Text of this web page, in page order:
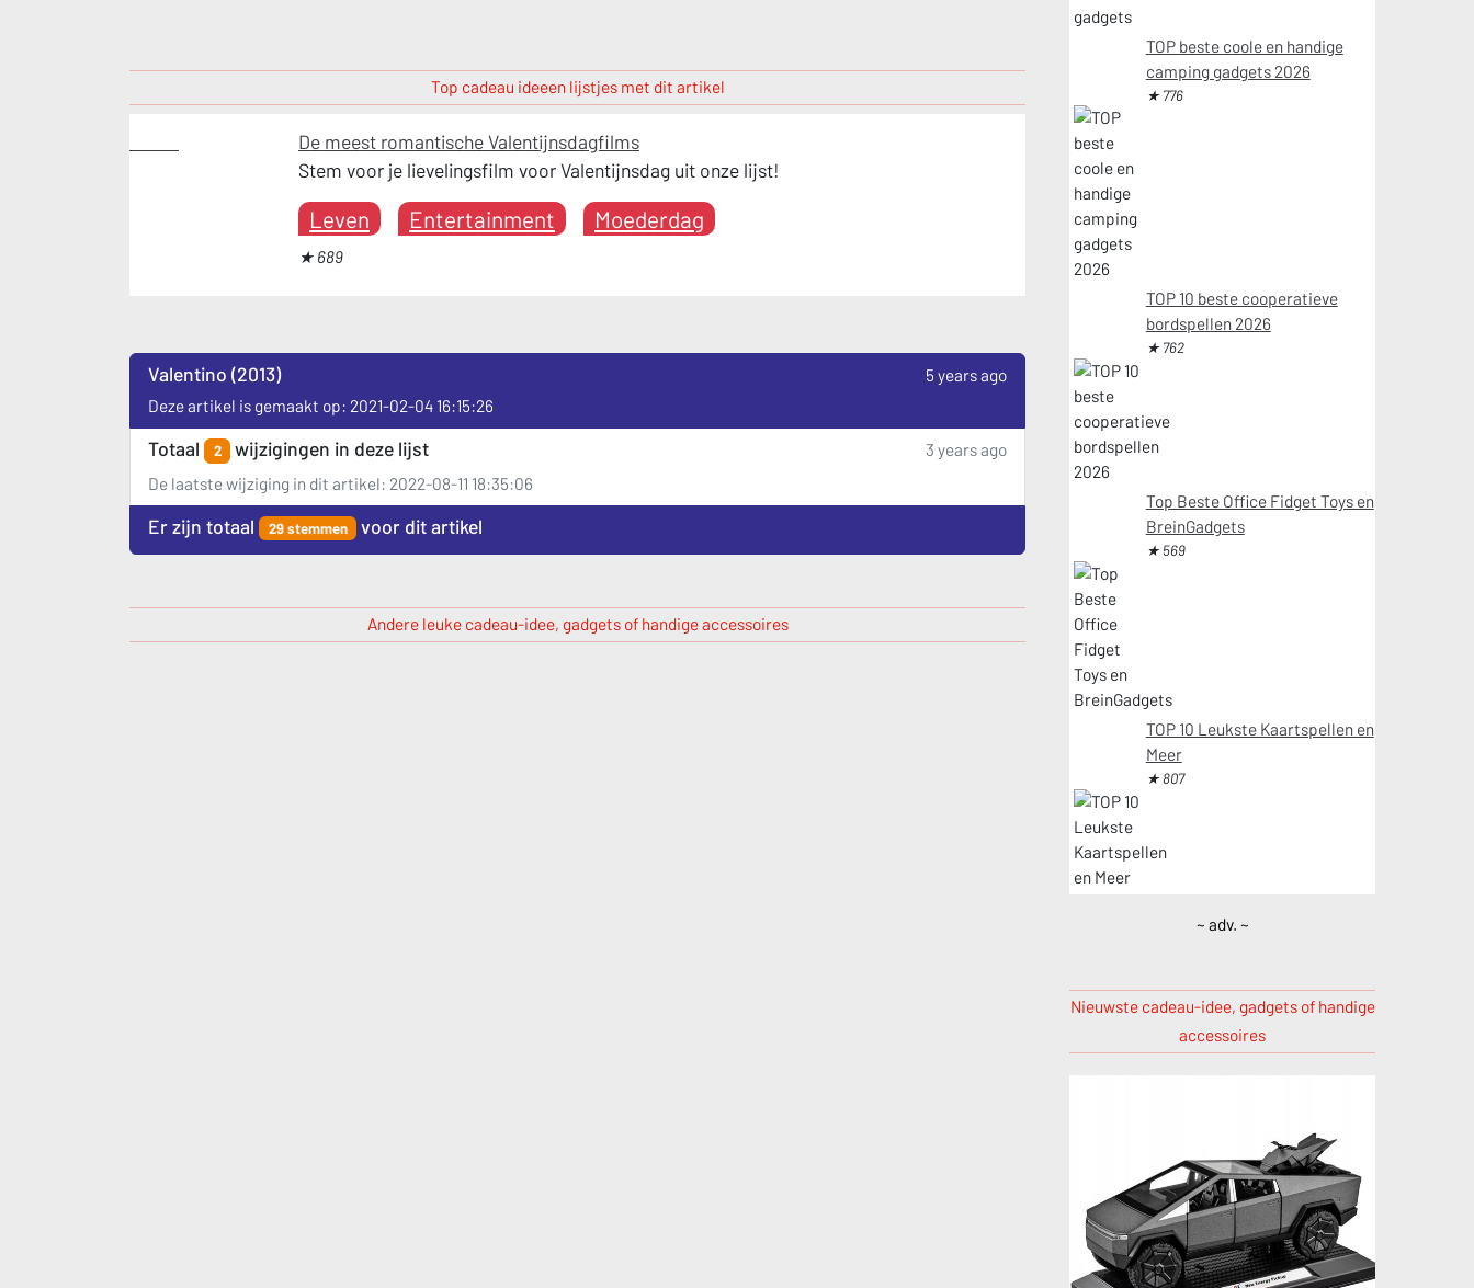
Top cadeau ideeen lijstjes met dit artikel
De meest romantische Valentijnsdagfilms
Stem voor je lievelingsfilm voor Valentijnsdag uit onze lijst!
Leven Entertainment Moederdag
★ 689
Valentino (2013)
5 years ago
Deze artikel is gemaakt op: 2021-02-04 16:15:26
Totaal 2 wijzigingen in deze lijst
3 years ago
De laatste wijziging in dit artikel: 2022-08-11 18:35:06
Er zijn totaal 29 stemmen voor dit artikel
Andere leuke cadeau-idee, gadgets of handige accessoires
TOP beste coole en handige
camping gadgets 2026
★ 776
TOP 10 beste cooperatieve
bordspellen 2026
★ 762
Top Beste Office Fidget Toys en
BreinGadgets
★ 569
TOP 10 Leukste Kaartspellen en
Meer
★ 807
~ adv. ~
Nieuwste cadeau-idee, gadgets of handige
accessoires